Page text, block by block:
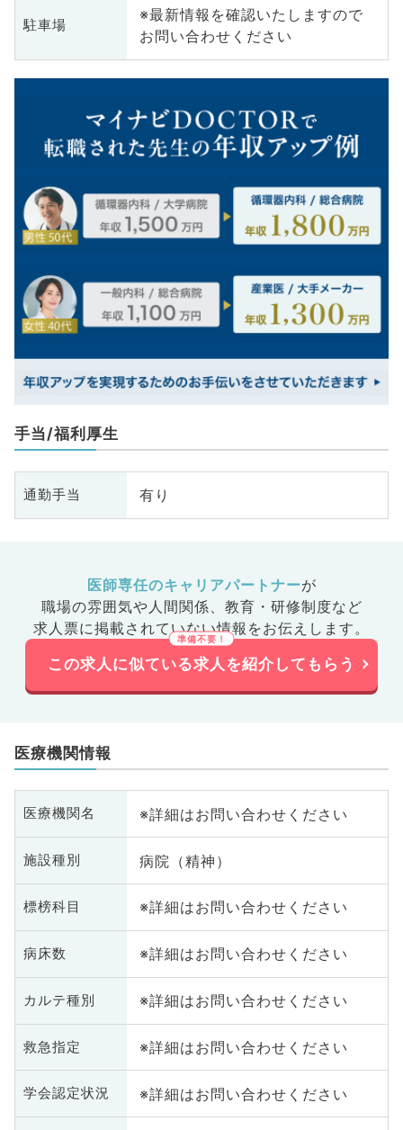
駐車場
※最新情報を確認いたしますので
お問い合わせください
手当/福利厚生
通勤手当 有り
医師専任のキャリアパートナーが
職場の雰囲気や人間関係、 教育・研修制度など
求人票に掲載されていない情報をお伝えします。
この求人に似ている求人を紹介してもらう
医療機関情報
医療機関名 ※詳細はお問い合わせください
施設種別 病院（精神）
標榜科目 ※詳細はお問い合わせください
病床数 ※詳細はお問い合わせください
カルテ種別 ※詳細はお問い合わせください
救急指定 ※詳細はお問い合わせください
学会認定状況 ※詳細はお問い合わせください